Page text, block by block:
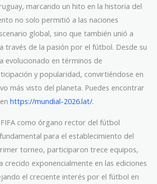
marcando un hito en la historia del
no solo permitió a las naciones
global, sino que también unió a
través de la pasión por el fútbol. Desde su
evolucionado en términos de
y popularidad, convirtiéndose en
más visto del planeta. Puedes encontrar
https://mundial-2026.lat/.
como órgano rector del fútbol
para el establecimiento del
torneo, participaron trece equipos,
crecido exponencialmente en las ediciones
el creciente interés por el fútbol en